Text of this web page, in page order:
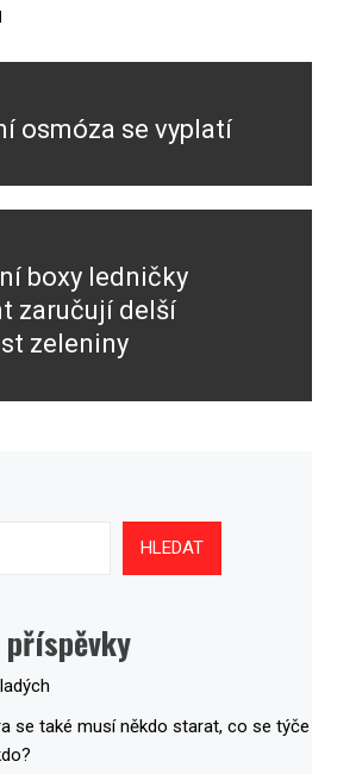
osmóza se vyplatí
boxy ledničky
zaručují delší
zeleniny
HLEDAT
se také musí někdo starat, co se týče